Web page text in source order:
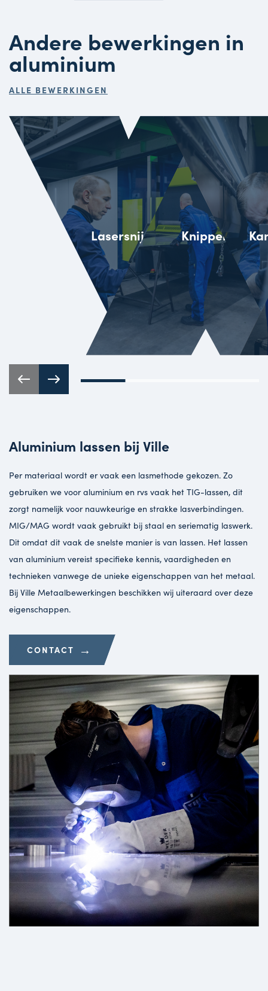
Andere bewerkingen in
aluminium
ALLE BEWERKINGEN
Lasersnijden Knippen
Aluminium lassen bij Ville
Per materiaal wordt er vaak een lasmethode gekozen. Zo
gebruiken we voor aluminium en rvs vaak het TIG-lassen, dit
zorgt namelijk voor nauwkeurige en strakke lasverbindingen.
MIG/MAG wordt vaak gebruikt bij staal en seriematig laswerk.
Dit omdat dit vaak de snelste manier is van lassen. Het lassen
van aluminium vereist specifieke kennis, vaardigheden en
technieken vanwege de unieke eigenschappen van het metaal.
Bij Ville Metaalbewerkingen beschikken wij uiteraard over deze
eigenschappen.
CONTACT →